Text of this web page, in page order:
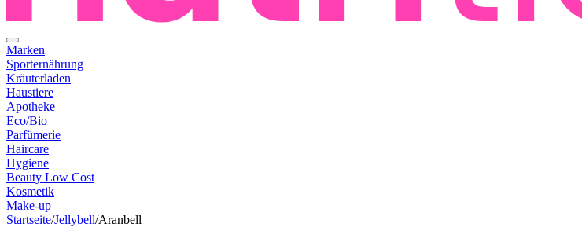
Marken
Sporternährung
Kräuterladen
Haustiere
Apotheke
Eco/Bio
Parfümerie
Haircare
Hygiene
Beauty Low Cost
Kosmetik
Make-up
Startseite/Jellybell/Aranbell